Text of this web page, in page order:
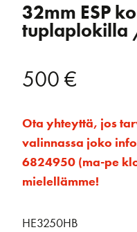
32mm ESP
tuplaplokilla
500€
Ota yhteyttä, jos
valinnassa joko
6824950 (ma-pe
mielellämme!
HE3250HB